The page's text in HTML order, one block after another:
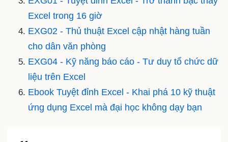
Excel trong 16 giờ
EXG02 - Thủ thuật Excel cập nhật hàng tuần
cho dân văn phòng
EXG04 - Kỹ năng báo cáo - Tư duy tổ chức dữ
liệu trên Excel
Ebook Tuyệt đỉnh Excel - Khai phá 10 kỹ thuật
ứng dụng Excel mà đại học không dạy bạn